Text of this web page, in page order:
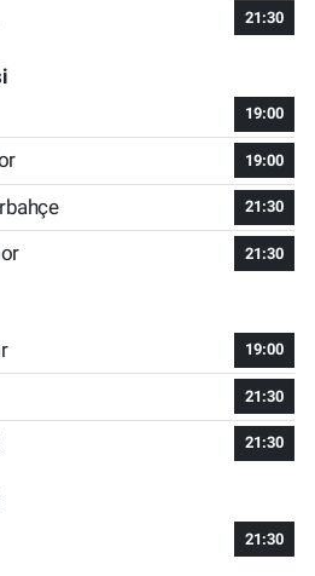
21:30
19:00
19:00
21:30
21:30
19:00
21:30
21:30
21:30